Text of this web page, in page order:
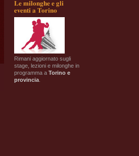
Le milonghe e gli
eventi a Torino
Rimani aggiornato sugli
stage, lezioni e milonghe in
programma a Torino e
provincia